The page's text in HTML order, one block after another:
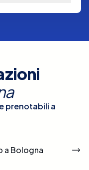
prenotabili a
a Bologna